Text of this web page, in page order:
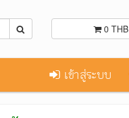
0 THB
เข้าสู่ระบบ